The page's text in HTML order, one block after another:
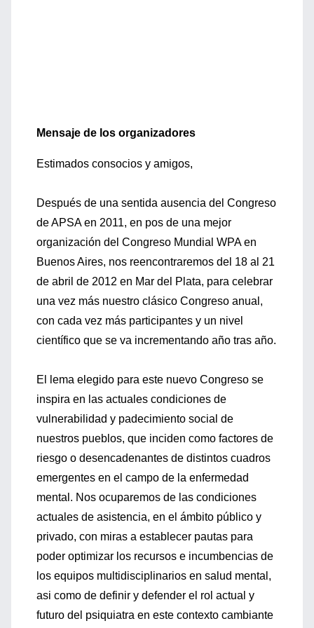
Mensaje de los organizadores
Estimados consocios y amigos,
Después de una sentida ausencia del Congreso
de APSA en 2011, en pos de una mejor
organización del Congreso Mundial WPA en
Buenos Aires, nos reencontraremos del 18 al 21
de abril de 2012 en Mar del Plata, para celebrar
una vez más nuestro clásico Congreso anual,
con cada vez más participantes y un nivel
científico que se va incrementando año tras año.
El lema elegido para este nuevo Congreso se
inspira en las actuales condiciones de
vulnerabilidad y padecimiento social de
nuestros pueblos, que inciden como factores de
riesgo o desencadenantes de distintos cuadros
emergentes en el campo de la enfermedad
mental. Nos ocuparemos de las condiciones
actuales de asistencia, en el ámbito público y
privado, con miras a establecer pautas para
poder optimizar los recursos e incumbencias de
los equipos multidisciplinarios en salud mental,
asi como de definir y defender el rol actual y
futuro del psiquiatra en este contexto cambiante